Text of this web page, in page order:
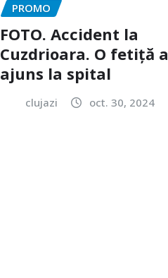
PROMO
FOTO. Accident la
Cuzdrioara. O fetiță a
ajuns la spital
clujazi oct. 30, 2024